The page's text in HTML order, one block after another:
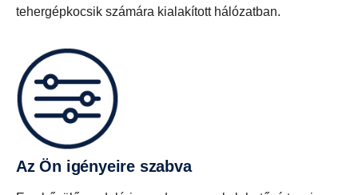
tehergépkocsik számára kialakított hálózatban.
Az Ön igényeire szabva